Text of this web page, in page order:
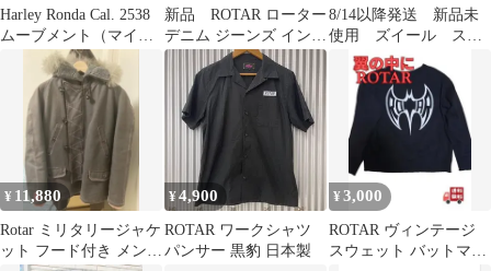
Harley Ronda Cal. 2538
ムーブメント（マイク
ロローター仕様）
新品 ROTAR ローター
デニム ジーンズ インデ
ィゴ メンズ S 日本製
8/14以降発送 新品未
使用 ズイール スー
パーフローター 防水
バッグ 美品
¥ 11,880
Rotar ミリタリージャケ
ット フード付き メンズ
¥4,900
ROTAR ワークシャツ
パンサー 黒豹 日本製
¥3,000
ROTAR ヴィンテージ
スウェット バットマン